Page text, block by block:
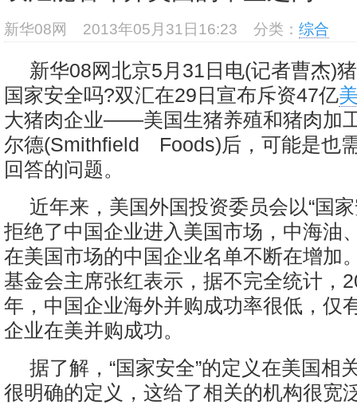
新华08网 2013年05月31日16:23 分类： 综合
新华08网北京5月31日电(记者曹杰)
国家安全吗?双汇在29日宣布斥资47亿
大猪肉企业——美国生猪养殖和猪肉加
尔德(Smithfield Foods)后，可能是也
回答的问题。
近年来，美国外国投资委员会以“国
拒绝了中国企业进入美国市场，中海
在美国市场的中国企业名单不断在增加
基金会主席张红表示，据不完全统计，
年，中国企业海外并购成功率很低，仅
企业在美并购成功。
据了解，“国家安全”的定义在美国相
很明确的定义，这给了相关的机构很宽